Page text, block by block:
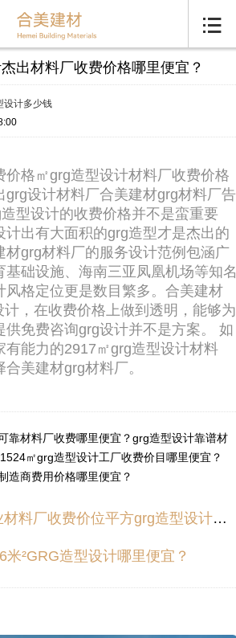

出材料厂收费价格哪里便宜？
设计多少钱
价格㎡grg造型设计材料厂收费价格
grg设计材料厂合美建材grg材料厂告
型设计的收费价格并不是蛮重要
计出有大面积的grg造型才是杰出的
材grg材料厂的服务设计范例包涵广
基础设施、海南三亚凤凰机场等知
风格定位更是数目繁多。合美建材
，在收费价格上做到透明，能够为
供免费咨询grg设计并不是方案。 如
有能力的2917㎡grg造型设计材料
美建材grg材料厂。
靠材料厂收费哪里便宜？grg造型设计靠谱材
㎡grg造型设计工厂收费价目哪里便宜？
造商费用价格哪里便宜？
厂收费价位平方grg造型设计收费价位如何？
米²GRG造型设计哪里便宜？